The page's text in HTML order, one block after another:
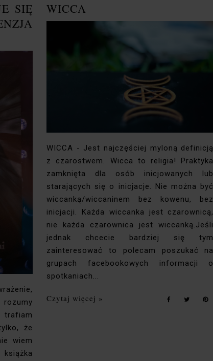
SIĘ
trafiam
że
wiem
WICCA
WICCA - Jest najczęściej myloną definicją
z czarostwem. Wicca to religia! Praktyka
zamknięta dla osób inicjowanych lub
starających się o inicjacje. Nie można być
wiccanką/wiccaninem bez kowenu, bez
inicjacji. Każda wiccanka jest czarownicą,
nie każda czarownica jest wiccanką.Jeśli
jednak chcecie bardziej się tym
zainteresować to polecam poszukać na
grupach facebookowych informacji o
spotkaniach...
Czytaj więcej »